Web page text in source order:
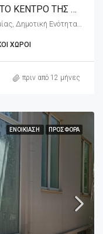
ΚΑΤΑΣΤΗΜΑ ΠΡΟΣ ΕΝΟΙΚΙΑΣΗ ΣΤΟ ΚΕΝΤΡΟ ΤΗΣ ΛΑΜΙΑΣ
Μάνου Λοΐζου, Γαλανέικα, Κοινότητα Λαμίας, Δημοτική Ενότητα Λαμιέων, Δήμος Λαμιέων, Περιφερειακή Ενότητα Φθιώτιδας, Περιφέρεια Στερεάς Ελλάδας, Αποκεντρωμένη Διοίκηση Θεσσαλίας - Στερεάς Ελλάδος, 351 31, Ελλάδα
ΧΏΡΟΙ
πριν από 12 μήνες
ΕΝΟΙΚΊΑΣΗ ΠΡΟΣΦΟΡΆ